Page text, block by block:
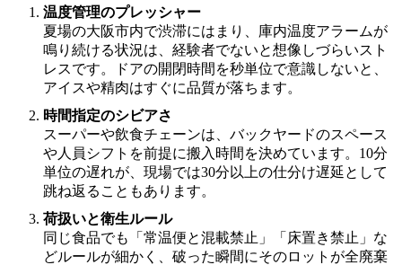
温度管理のプレッシャー
夏場の大阪市内で渋滞にはまり、庫内温度アラームが
鳴り続ける状況は、経験者でないと想像しづらいスト
レスです。ドアの開閉時間を秒単位で意識しないと、
アイスや精肉はすぐに品質が落ちます。
時間指定のシビアさ
スーパーや飲食チェーンは、バックヤードのスペース
や人員シフトを前提に搬入時間を決めています。10分
単位の遅れが、現場では30分以上の仕分け遅延として
跳ね返ることもあります。
荷扱いと衛生ルール
同じ食品でも「常温便と混載禁止」「床置き禁止」な
どルールが細かく、破った瞬間にそのロットが全廃棄